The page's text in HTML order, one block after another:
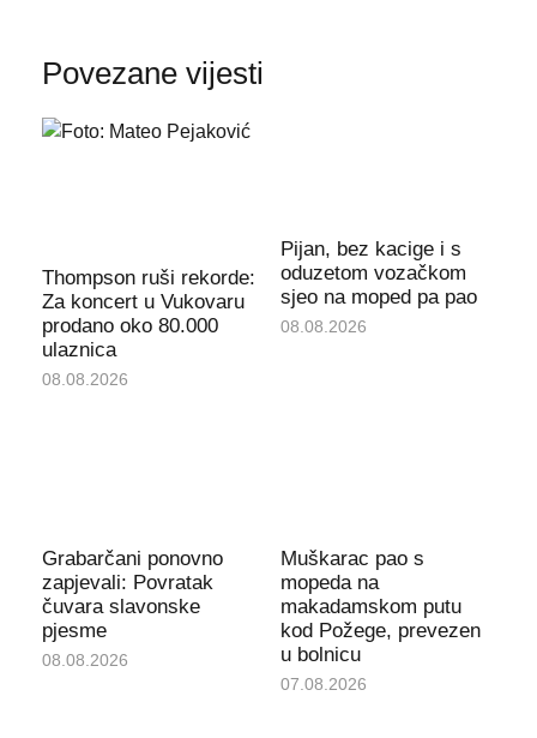
Povezane vijesti
Thompson ruši rekorde:
Za koncert u Vukovaru
prodano oko 80.000
ulaznica
08.08.2026
Pijan, bez kacige i s
oduzetom vozačkom
sjeo na moped pa pao
08.08.2026
Grabarčani ponovno
zapjevali: Povratak
čuvara slavonske
pjesme
08.08.2026
Muškarac pao s
mopeda na
makadamskom putu
kod Požege, prevezen
u bolnicu
07.08.2026